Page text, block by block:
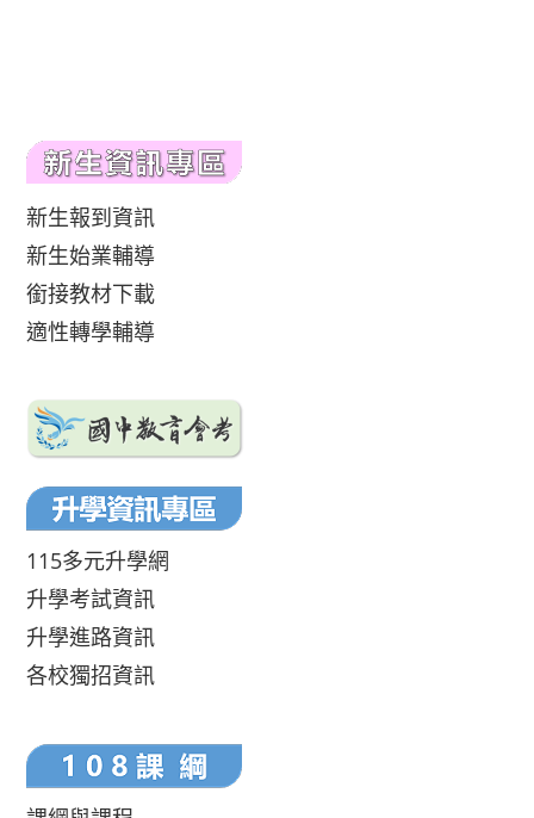
新生報到資訊
新生始業輔導
銜接教材下載
適性轉學輔導
115多元升學網
升學考試資訊
升學進路資訊
各校獨招資訊